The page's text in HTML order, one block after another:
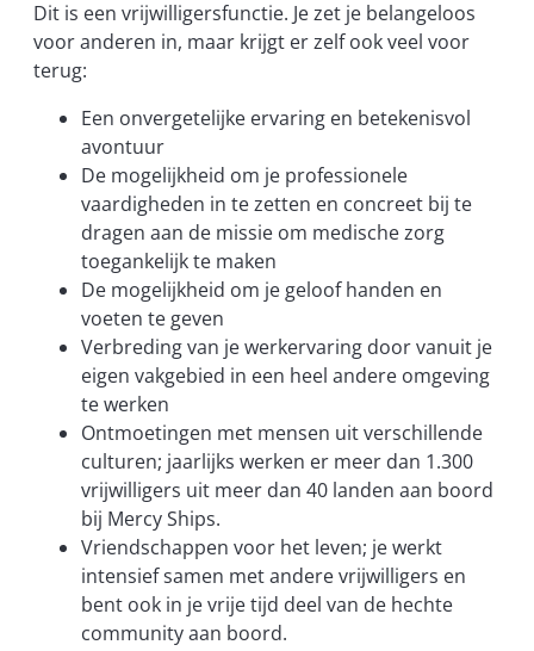
Dit is een vrijwilligersfunctie. Je zet je belangeloos
voor anderen in, maar krijgt er zelf ook veel voor
terug:
Een onvergetelijke ervaring en betekenisvol
avontuur
De mogelijkheid om je professionele
vaardigheden in te zetten en concreet bij te
dragen aan de missie om medische zorg
toegankelijk te maken
De mogelijkheid om je geloof handen en
voeten te geven
Verbreding van je werkervaring door vanuit je
eigen vakgebied in een heel andere omgeving
te werken
Ontmoetingen met mensen uit verschillende
culturen; jaarlijks werken er meer dan 1.300
vrijwilligers uit meer dan 40 landen aan boord
bij Mercy Ships.
Vriendschappen voor het leven; je werkt
intensief samen met andere vrijwilligers en
bent ook in je vrije tijd deel van de hechte
community aan boord.